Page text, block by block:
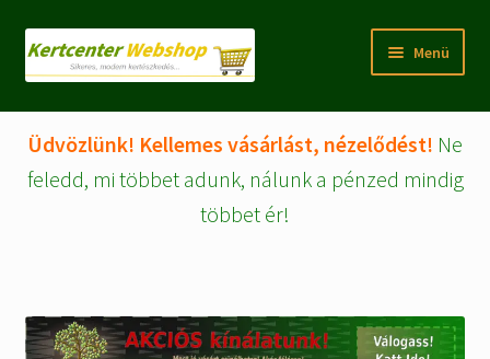
Ugrás
Kilépés
Menü
Rólunk
Fiókom/regisztráció
Kosár
Üdvözlünk! Kellemes vásárlást, nézelődést! Ne
feledd, mi többet adunk, nálunk a pénzed mindig
többet ér!